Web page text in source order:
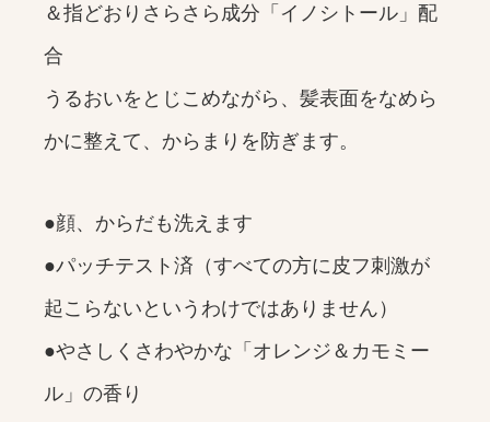
＆指どおりさらさら成分「イノシトール」配
合
うるおいをとじこめながら、髪表面をなめら
かに整えて、からまりを防ぎます。
●顔、からだも洗えます
●パッチテスト済（すべての方に皮フ刺激が
起こらないというわけではありません）
●やさしくさわやかな「オレンジ＆カモミー
ル」の香り